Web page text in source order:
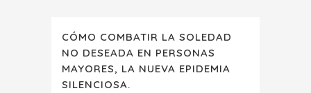
CÓMO COMBATIR LA SOLEDAD
NO DESEADA EN PERSONAS
MAYORES, LA NUEVA EPIDEMIA
SILENCIOSA.